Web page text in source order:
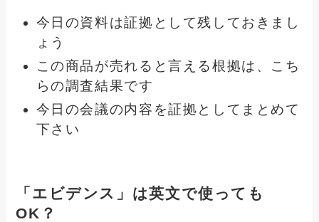
今日の資料は証拠として残しておきまし
ょう
この商品が売れると言える根拠は、こち
らの調査結果です
今日の会議の内容を証拠としてまとめて
下さい
「エビデンス」は英文で使っても
OK？